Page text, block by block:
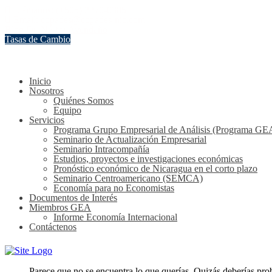
Tasas de Cambio
Inicio
Nosotros
Quiénes Somos
Equipo
Servicios
Programa Grupo Empresarial de Análisis (Programa
Seminario de Actualización Empresarial
Seminario Intracompañía
Estudios, proyectos e investigaciones económicas
Pronóstico económico de Nicaragua en el corto plazo
Seminario Centroamericano (SEMCA)
Economía para no Economistas
Documentos de Interés
Miembros GEA
Informe Economía Internacional
Contáctenos